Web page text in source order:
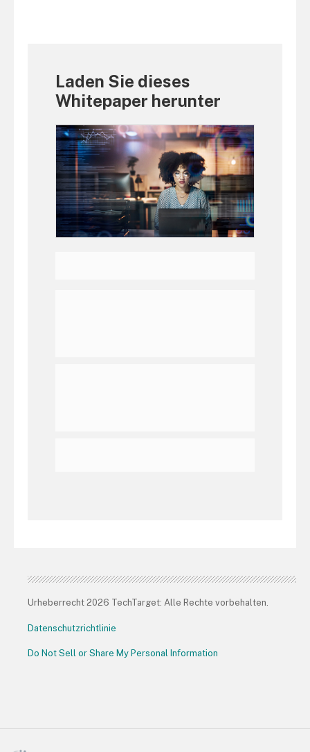
Laden Sie dieses
Whitepaper herunter
Urheberrecht 2026 TechTarget: Alle Rechte vorbehalten.
Datenschutzrichtlinie
Do Not Sell or Share My Personal Information